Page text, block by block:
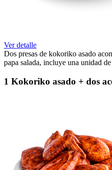
Ver detalle
Dos presas de kokoriko asado
papa salada, incluye una unidad
1 Kokoriko asado + dos